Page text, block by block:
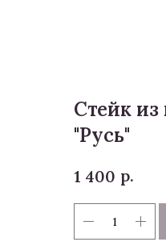
Стейк из
"Русь"
1 400 р.